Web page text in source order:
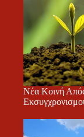
Νέα Κοινή